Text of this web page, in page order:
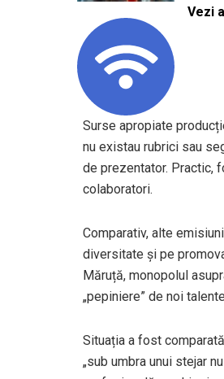
Vezi
Surse apropiate
nu existau rubrici sau
de prezentator. Practic,
colaboratori.
Comparativ, alte
diversitate și pe
Măruță, monopolul
„pepiniere” de noi
Situația a fost
„sub umbra unui stejar